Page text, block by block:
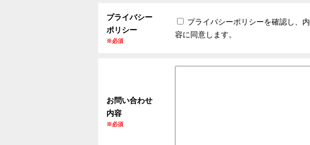
プライバシー
ポリシー
※必須
プライバシーポリシーを確認し、内
容に同意します。
お問い合わせ
内容
※必須